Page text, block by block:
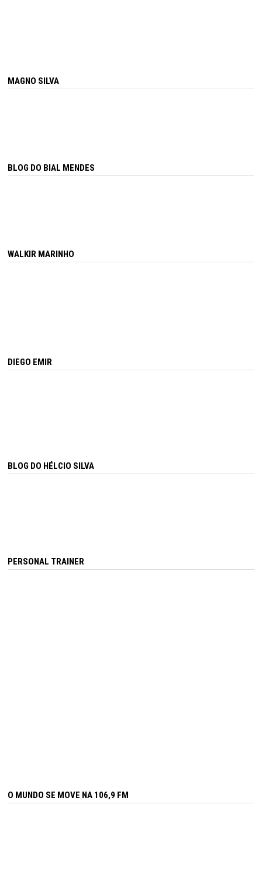
MAGNO SILVA
BLOG DO BIAL MENDES
WALKIR MARINHO
DIEGO EMIR
BLOG DO HÉLCIO SILVA
PERSONAL TRAINER
O MUNDO SE MOVE NA 106,9 FM